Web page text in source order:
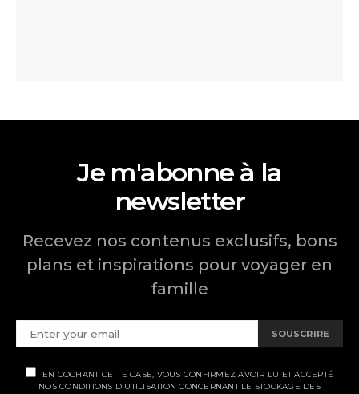
Je m'abonne à la
newsletter
Recevez nos contenus exclusifs, bons
plans et inspirations pour voyager en
famille
SOUSCRIRE
EN COCHANT CETTE CASE, VOUS CONFIRMEZ AVOIR LU ET ACCEPTÉ
NOS CONDITIONS D'UTILISATION CONCERNANT LE STOCKAGE DES